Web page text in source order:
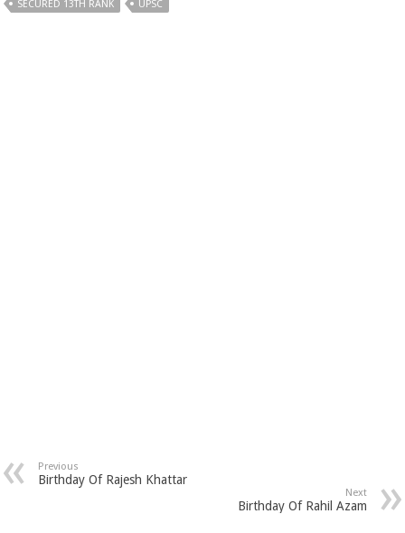
SECURED 13TH RANK
UPSC
Previous
Birthday Of Rajesh Khattar
Next
Birthday Of Rahil Azam